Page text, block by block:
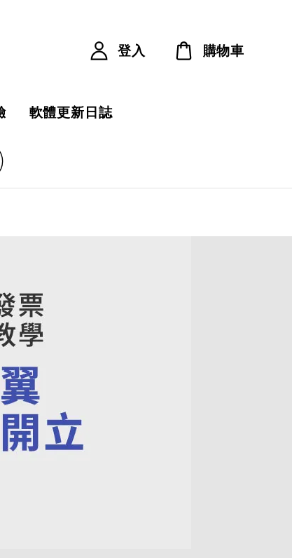
軟體更新日誌
登入 購物車